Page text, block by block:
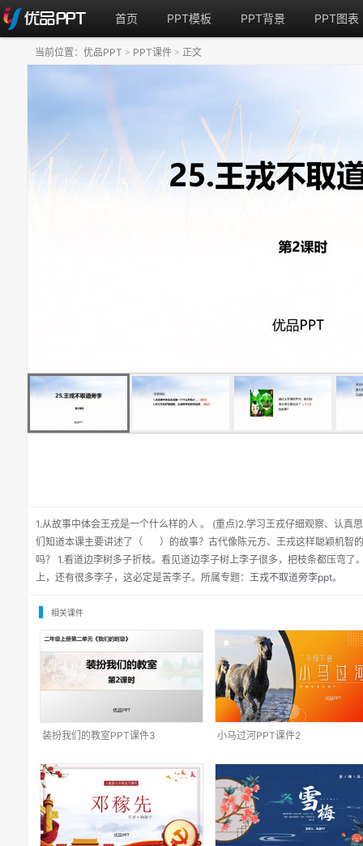
首页 PPT模板 PPT背景 PPT图表
1.从故事中体会王戎是一个什么样的人 。 (重点)2.学习王戎仔细观察、认真
们知道本课主要讲述了（ ）的故事？古代像陈元方、王戎这样聪颖机智
吗？ 1.看道边李树多子折枝。看见道边李子树上李子很多，把枝条都压弯
上，还有很多李子，这必定是苦李子。所属专题： 王戎不取道旁李ppt。
当前位置： 优品PPT > PPT课件 > 正文
相关课件
装扮我们的教室PPT课件3 小马过河PPT课件2